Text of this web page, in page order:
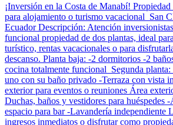
¡Inversión en la Costa de Manabí!
para alojamiento o turismo vacacional San
Ecuador Descripción: Atención
funcional propiedad de dos plantas, ideal
turístico, rentas vacacionales o para
descanso. Planta baja: -2 dormitorios -2
cocina totalmente funcional Segunda
uno con su baño privado -Terraza con vista
exterior para eventos o reuniones Área
Duchas, baños y vestidores para huéspedes
espacio para bar -Lavandería independiente
ingresos inmediatos o disfrutar como